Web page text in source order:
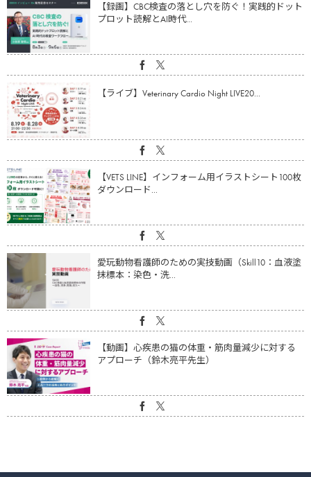
【録画】CBC検査の落とし穴を防ぐ！実践的ドット
プロット読解とAI時代...
【ライブ】Veterinary Cardio Night LIVE20...
【VETS LINE】インフォーム用イラストシート100枚
ダウンロード...
愛玩動物看護師のための実技動画（Skill10：血液塗
抹標本：染色・洗...
【動画】心疾患の猫の体重・筋肉量減少に対する
アプローチ（鈴木亮平先生）